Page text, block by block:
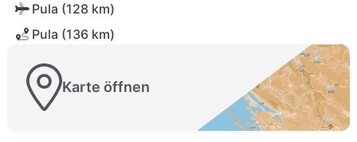
Pula (128 km)
Pula (136 km)
Karte öffnen